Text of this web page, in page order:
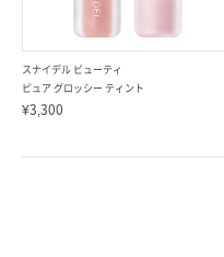
スナイデル ビューティ
ピュア グロッシー ティント
¥3,300